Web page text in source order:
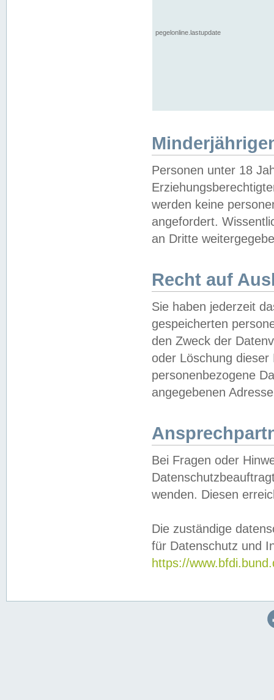
pegelonline.lastupdate
Personen unter 18
werden keine
angefordert.
an Dritte
Recht auf
Sie haben jederzeit
gespeicherten
den Zweck der
oder Löschung
personenbezogene
angegebenen
Bei Fragen oder
wenden. Diesen
Die zuständige
für Datenschutz und
https://